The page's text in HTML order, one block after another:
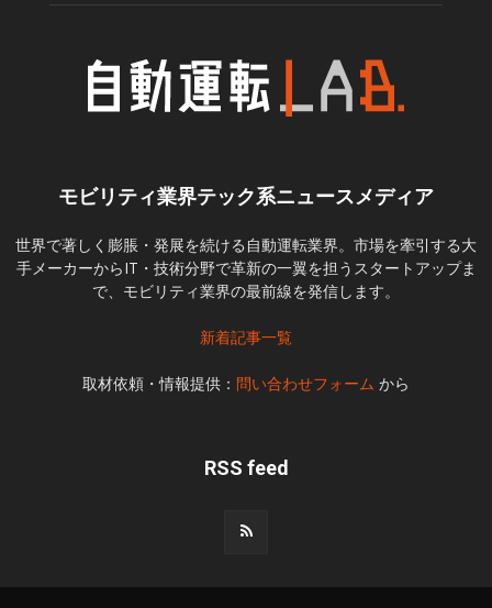
モビリティ業界テック系ニュースメディア
世界で著しく膨脹・発展を続ける自動運転業界。市場を牽引する大
手メーカーからIT・技術分野で革新の一翼を担うスタートアップま
で、モビリティ業界の最前線を発信します。
新着記事一覧
取材依頼・情報提供： 問い合わせフォーム から
RSS feed